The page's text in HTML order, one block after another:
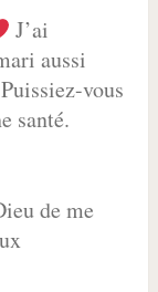
J’ai
aussi
vous
santé.
de me